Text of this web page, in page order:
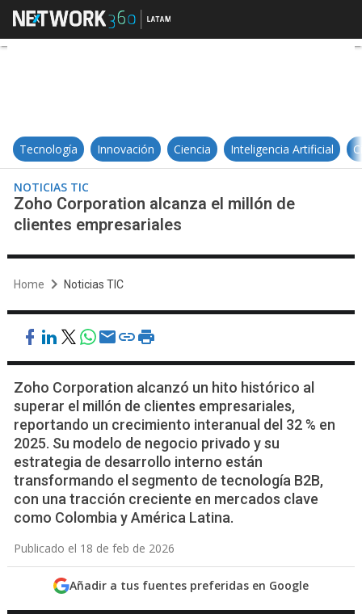
Zoho Corporation alcanza el
Tecnología Innovación Ciencia Inteligencia Artificial
NOTICIAS TIC
Zoho Corporation alcanza el millón de
clientes empresariales
Home Noticias TIC
Zoho Corporation alcanzó un hito histórico al
superar el millón de clientes empresariales,
reportando un crecimiento interanual del 32 % en
2025. Su modelo de negocio privado y su
estrategia de desarrollo interno están
transformando el segmento de tecnología B2B,
con una tracción creciente en mercados clave
como Colombia y América Latina.
Publicado el 18 de feb de 2026
Añadir a tus fuentes preferidas en Google